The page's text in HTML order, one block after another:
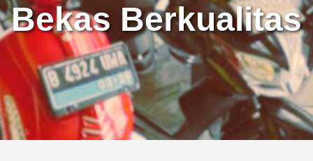
Bekas Berkualitas